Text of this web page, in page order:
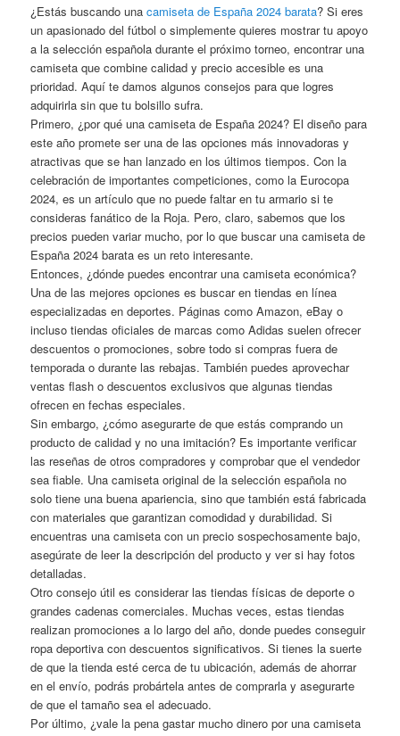
¿Estás buscando unacamiseta de España 2024 barata? Si eres
un apasionado del fútbol o simplemente quieres mostrar tu apoyo
a la selección española durante el próximo torneo, encontrar una
camiseta que combine calidad y precio accesible es una
prioridad. Aquí te damos algunos consejos para que logres
adquirirla sin que tu bolsillo sufra.
Primero, ¿por qué una camiseta de España 2024? El diseño para
este año promete ser una de las opciones más innovadoras y
atractivas que se han lanzado en los últimos tiempos. Con la
celebración de importantes competiciones, como la Eurocopa
2024, es un artículo que no puede faltar en tu armario si te
consideras fanático de la Roja. Pero, claro, sabemos que los
precios pueden variar mucho, por lo que buscar una camiseta de
España 2024 barata es un reto interesante.
Entonces, ¿dónde puedes encontrar una camiseta económica?
Una de las mejores opciones es buscar en tiendas en línea
especializadas en deportes. Páginas como Amazon, eBay o
incluso tiendas oficiales de marcas como Adidas suelen ofrecer
descuentos o promociones, sobre todo si compras fuera de
temporada o durante las rebajas. También puedes aprovechar
ventas flash o descuentos exclusivos que algunas tiendas
ofrecen en fechas especiales.
Sin embargo, ¿cómo asegurarte de que estás comprando un
producto de calidad y no una imitación? Es importante verificar
las reseñas de otros compradores y comprobar que el vendedor
sea fiable. Una camiseta original de la selección española no
solo tiene una buena apariencia, sino que también está fabricada
con materiales que garantizan comodidad y durabilidad. Si
encuentras una camiseta con un precio sospechosamente bajo,
asegúrate de leer la descripción del producto y ver si hay fotos
detalladas.
Otro consejo útil es considerar las tiendas físicas de deporte o
grandes cadenas comerciales. Muchas veces, estas tiendas
realizan promociones a lo largo del año, donde puedes conseguir
ropa deportiva con descuentos significativos. Si tienes la suerte
de que la tienda esté cerca de tu ubicación, además de ahorrar
en el envío, podrás probártela antes de comprarla y asegurarte
de que el tamaño sea el adecuado.
Por último, ¿vale la pena gastar mucho dinero por una camiseta